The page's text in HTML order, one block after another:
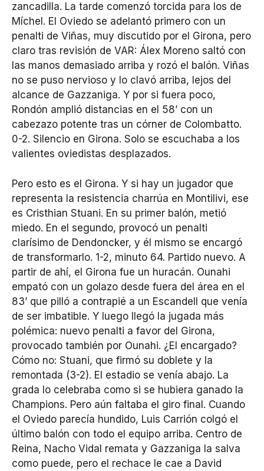
zancadilla. La tarde comenzó torcida para los de
Míchel. El Oviedo se adelantó primero con un
penalti de Viñas, muy discutido por el Girona, pero
claro tras revisión de VAR: Álex Moreno saltó con
las manos demasiado arriba y rozó el balón. Viñas
no se puso nervioso y lo clavó arriba, lejos del
alcance de Gazzaniga. Y por si fuera poco,
Rondón amplió distancias en el 58’ con un
cabezazo potente tras un córner de Colombatto.
0-2. Silencio en Girona. Solo se escuchaba a los
valientes oviedistas desplazados.
Pero esto es el Girona. Y si hay un jugador que
representa la resistencia charrúa en Montilivi, ese
es Cristhian Stuani. En su primer balón, metió
miedo. En el segundo, provocó un penalti
clarísimo de Dendoncker, y él mismo se encargó
de transformarlo. 1-2, minuto 64. Partido nuevo. A
partir de ahí, el Girona fue un huracán. Ounahi
empató con un golazo desde fuera del área en el
83’ que pilló a contrapié a un Escandell que venía
de ser imbatible. Y luego llegó la jugada más
polémica: nuevo penalti a favor del Girona,
provocado también por Ounahi. ¿El encargado?
Cómo no: Stuani, que firmó su doblete y la
remontada (3-2). El estadio se venía abajo. La
grada lo celebraba como si se hubiera ganado la
Champions. Pero aún faltaba el giro final. Cuando
el Oviedo parecía hundido, Luis Carrión colgó el
último balón con todo el equipo arriba. Centro de
Reina, Nacho Vidal remata y Gazzaniga la salva
como puede, pero el rechace le cae a David